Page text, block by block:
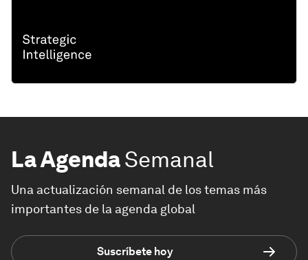
La AgendaSemanal
Una actualización semanal de los temas más
importantes de la agenda global
Suscríbete hoy